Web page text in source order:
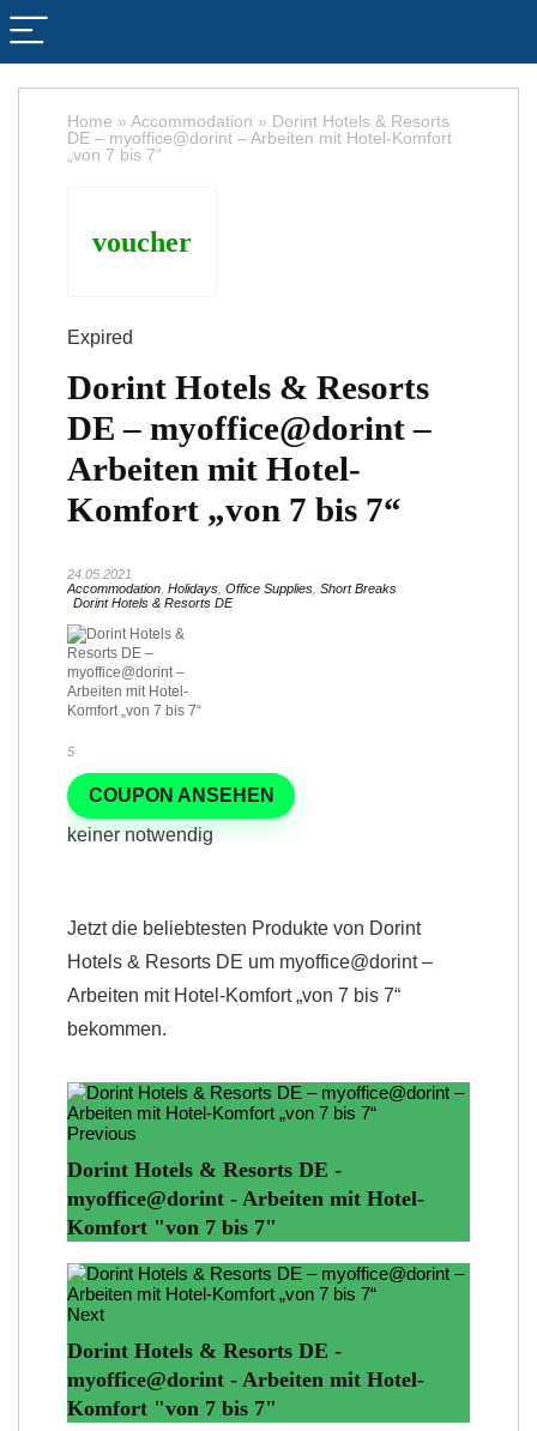
Home » Accommodation » Dorint Hotels & Resorts
DE – myoffice@dorint – Arbeiten mit Hotel-Komfort
„von 7 bis 7“
voucher
Expired
Dorint Hotels & Resorts
DE – myoffice@dorint –
Arbeiten mit Hotel-
Komfort „von 7 bis 7“
24.05.2021
Accommodation Holidays Office Supplies Short Breaks
Dorint Hotels & Resorts DE
5
COUPON ANSEHEN
keiner notwendig
Jetzt die beliebtesten Produkte von Dorint
Hotels & Resorts DE um myoffice@dorint –
Arbeiten mit Hotel-Komfort „von 7 bis 7“
bekommen.
Previous
Dorint Hotels & Resorts DE -
myoffice@dorint - Arbeiten mit Hotel-
Komfort "von 7 bis 7"
Next
Dorint Hotels & Resorts DE -
myoffice@dorint - Arbeiten mit Hotel-
Komfort "von 7 bis 7"